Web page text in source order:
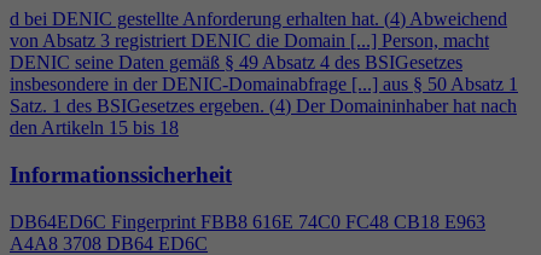
d bei DENIC gestellte Anforderung erhalten hat. (4) Abweichend
von Absatz 3 registriert DENIC die Domain [...] Person, macht
DENIC seine Daten gemäß § 49 Absatz 4 des BSIGesetzes
insbesondere in der DENIC-Domainabfrage [...] aus § 50 Absatz 1
Satz. 1 des BSIGesetzes ergeben. (4) Der Domaininhaber hat nach
den Artikeln 15 bis 18
Informationssicherheit
DB64ED6C Fingerprint FBB8 616E 74C0 FC48 CB18 E963
A4A8 3708 DB64 ED6C